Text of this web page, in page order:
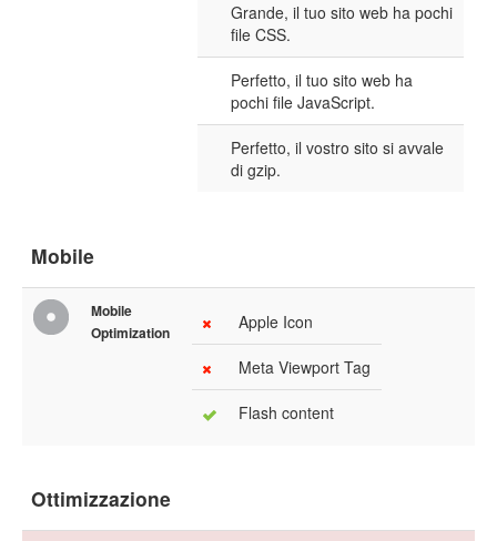
Grande, il tuo sito web ha pochi
file CSS.
Perfetto, il tuo sito web ha
pochi file JavaScript.
Perfetto, il vostro sito si avvale
di gzip.
Mobile
Mobile
Optimization
Apple Icon
Meta Viewport Tag
Flash content
Ottimizzazione